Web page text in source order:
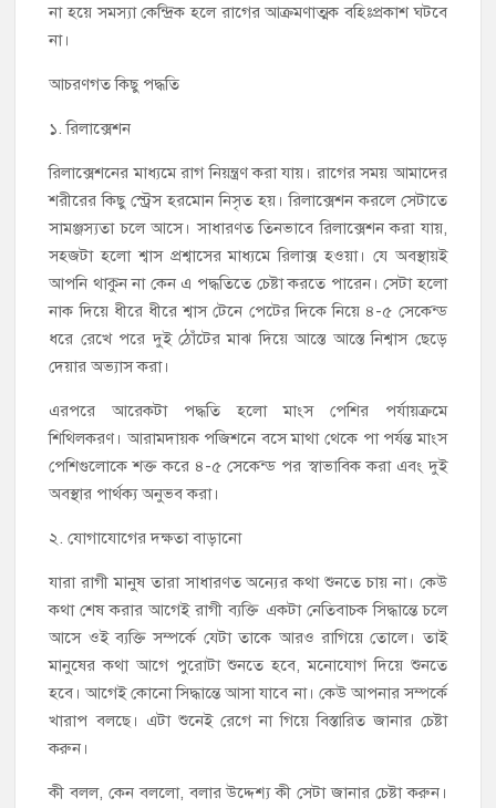
না হয়ে সমস্যা কেন্দ্রিক হলে রাগের আক্রমণাত্মক বহিঃপ্রকাশ ঘটবে
না।
আচরণগত কিছু পদ্ধতি
১. রিলাক্সেশন
রিলাক্সেশনের মাধ্যমে রাগ নিয়ন্ত্রণ করা যায়। রাগের সময় আমাদের
শরীরের কিছু স্ট্রেস হরমোন নিসৃত হয়। রিলাক্সেশন করলে সেটাতে
সামঞ্জস্যতা চলে আসে। সাধারণত তিনভাবে রিলাক্সেশন করা যায়,
সহজটা হলো শ্বাস প্রশ্বাসের মাধ্যমে রিলাক্স হওয়া। যে অবস্থায়ই
আপনি থাকুন না কেন এ পদ্ধতিতে চেষ্টা করতে পারেন। সেটা হলো
নাক দিয়ে ধীরে ধীরে শ্বাস টেনে পেটের দিকে নিয়ে ৪-৫ সেকেন্ড
ধরে রেখে পরে দুই ঠোঁটের মাঝ দিয়ে আস্তে আস্তে নিশ্বাস ছেড়ে
দেয়ার অভ্যাস করা।
এরপরে আরেকটা পদ্ধতি হলো মাংস পেশির পর্যায়ক্রমে
শিথিলকরণ। আরামদায়ক পজিশনে বসে মাথা থেকে পা পর্যন্ত মাংস
পেশিগুলোকে শক্ত করে ৪-৫ সেকেন্ড পর স্বাভাবিক করা এবং দুই
অবস্থার পার্থক্য অনুভব করা।
২. যোগাযোগের দক্ষতা বাড়ানো
যারা রাগী মানুষ তারা সাধারণত অন্যের কথা শুনতে চায় না। কেউ
কথা শেষ করার আগেই রাগী ব্যক্তি একটা নেতিবাচক সিদ্ধান্তে চলে
আসে ওই ব্যক্তি সম্পর্কে যেটা তাকে আরও রাগিয়ে তোলে। তাই
মানুষের কথা আগে পুরোটা শুনতে হবে, মনোযোগ দিয়ে শুনতে
হবে। আগেই কোনো সিদ্ধান্তে আসা যাবে না। কেউ আপনার সম্পর্কে
খারাপ বলছে। এটা শুনেই রেগে না গিয়ে বিস্তারিত জানার চেষ্টা
করুন।
কী বলল, কেন বললো, বলার উদ্দেশ্য কী সেটা জানার চেষ্টা করুন।